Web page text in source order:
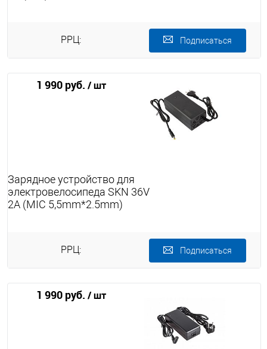
РРЦ:
1 990 руб. / шт
Подписаться
Зарядное устройство для
электровелосипеда SKN 36V
2A (MIC 5,5mm*2.5mm)
РРЦ:
1 990 руб. / шт
Подписаться